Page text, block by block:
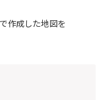
作成した地図を